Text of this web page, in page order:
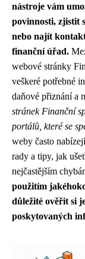
nástroje vám
povinnosti, zjistit
nebo najít
finanční úřad.
webové stránky
veškeré potřebné
daňové přiznání a
stránek Finanční
portálů, které se
weby často
rady a tipy, jak
nejčastějším
použitím
důležité ověřit si
poskytovaných